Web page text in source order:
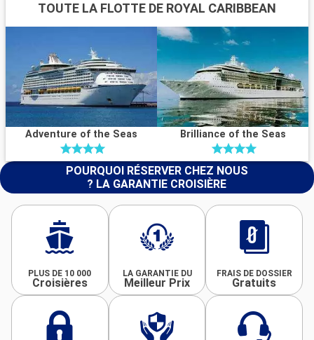
TOUTE LA FLOTTE DE ROYAL CARIBBEAN
Adventure of the Seas Brilliance of the Seas
POURQUOI RÉSERVER CHEZ NOUS
? LA GARANTIE CROISIÈRE
PLUS DE 10 000
Croisières
LA GARANTIE DU
Meilleur Prix
FRAIS DE DOSSIER
Gratuits